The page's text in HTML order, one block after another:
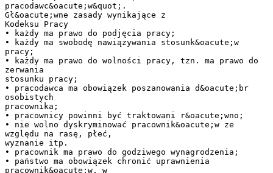
pracodawc&oacute;w&quot;.
Gł&oacute;wne zasady wynikające z
Kodeksu Pracy
• każdy ma prawo do podjęcia pracy;
• każdy ma swobodę nawiązywania stosunk&oacute;w
pracy;
• każdy ma prawo do wolności pracy, tzn. ma prawo do
zerwania
stosunku pracy;
• pracodawca ma obowiązek poszanowania d&oacute;br
osobistych
pracownika;
• pracownicy powinni być traktowani r&oacute;wno;
• nie wolno dyskryminować pracownik&oacute;w ze
względu na rasę, płeć,
wyznanie itp.
• pracownik ma prawo do godziwego wynagrodzenia;
• państwo ma obowiązek chronić uprawnienia
pracownik&oacute;w, w